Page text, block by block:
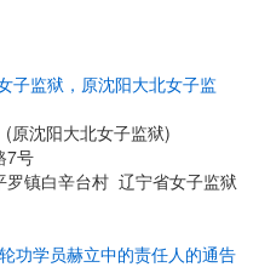
子监狱，原沈阳大北女子监
原沈阳大北女子监狱)
7号
罗镇白辛台村 辽宁省女子监狱
功学员赫立中的责任人的通告